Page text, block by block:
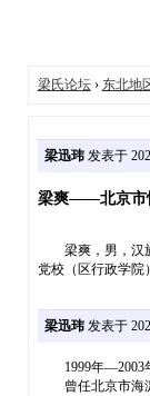
梁氏论坛› 东北地
梁迅玮发表于
梁爽——北京市
梁爽，男，汉族
党校（区行政学院
梁迅玮发表于
1999年—2003年
曾任北京市海淀